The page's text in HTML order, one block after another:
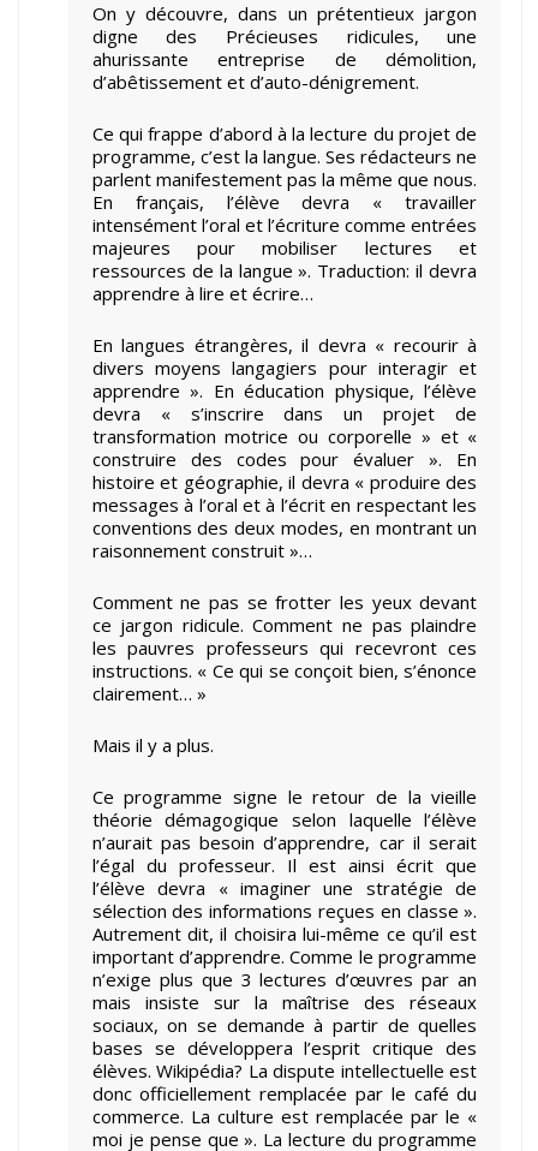
On y découvre, dans un prétentieux jargon
digne des Précieuses ridicules, une
ahurissante entreprise de démolition,
d’abêtissement et d’auto-dénigrement.
Ce qui frappe d’abord à la lecture du projet de
programme, c’est la langue. Ses rédacteurs ne
parlent manifestement pas la même que nous.
En français, l’élève devra « travailler
intensément l’oral et l’écriture comme entrées
majeures pour mobiliser lectures et
ressources de la langue ». Traduction: il devra
apprendre à lire et écrire…
En langues étrangères, il devra « recourir à
divers moyens langagiers pour interagir et
apprendre ». En éducation physique, l’élève
devra « s’inscrire dans un projet de
transformation motrice ou corporelle » et «
construire des codes pour évaluer ». En
histoire et géographie, il devra « produire des
messages à l’oral et à l’écrit en respectant les
conventions des deux modes, en montrant un
raisonnement construit »…
Comment ne pas se frotter les yeux devant
ce jargon ridicule. Comment ne pas plaindre
les pauvres professeurs qui recevront ces
instructions. « Ce qui se conçoit bien, s’énonce
clairement… »
Mais il y a plus.
Ce programme signe le retour de la vieille
théorie démagogique selon laquelle l’élève
n’aurait pas besoin d’apprendre, car il serait
l’égal du professeur. Il est ainsi écrit que
l’élève devra « imaginer une stratégie de
sélection des informations reçues en classe ».
Autrement dit, il choisira lui-même ce qu’il est
important d’apprendre. Comme le programme
n’exige plus que 3 lectures d’œuvres par an
mais insiste sur la maîtrise des réseaux
sociaux, on se demande à partir de quelles
bases se développera l’esprit critique des
élèves. Wikipédia? La dispute intellectuelle est
donc officiellement remplacée par le café du
commerce. La culture est remplacée par le «
moi je pense que ». La lecture du programme